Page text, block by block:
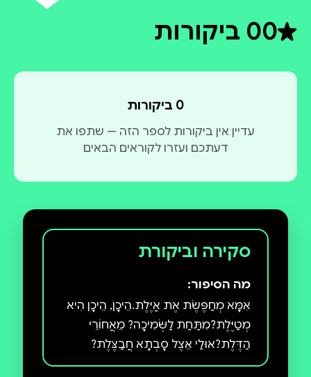
0דירוג ממוצע 0 מתוך 5
0 ביקורות
0 ביקורות
עדיין אין ביקורות לספר הזה — שתפו את
דעתכם ועזרו לקוראים הבאים
סקירה וביקורת
מה הסיפור:
אִמָּא מְחַפֶּשֶׂת אֶת אַיֶּלֶת.הֵיכָן, הֵיכָן הִיא
מְטַיֶּלֶת?מִתַּחַת לַשְּׂמִיכָה? מֵאֲחוֹרֵי
הַדֶּלֶת?אוּלַי אֵצֶל סָבְתָא חֲבַצֶּלֶת?